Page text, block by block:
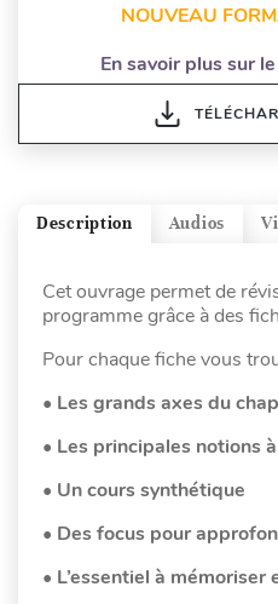
NOUVEAU
En savoir plus sur
Audios
Description
Cet ouvrage permet de
programme grâce à des
Pour chaque fiche vous
• Les grands axes du
• Les principales notions
• Un cours synthétique
• Des focus pour
• L’essentiel à mémoriser